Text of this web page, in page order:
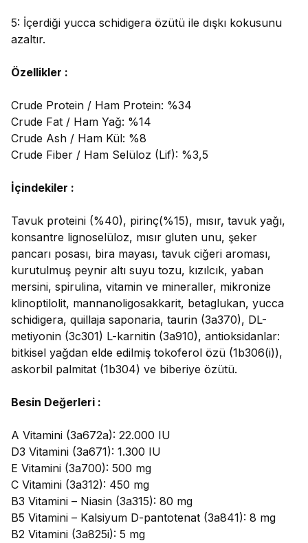
5: İçerdiği yucca schidigera özütü ile dışkı kokusunu
azaltır.
Özellikler :
Crude Protein / Ham Protein: %34
Crude Fat / Ham Yağ: %14
Crude Ash / Ham Kül: %8
Crude Fiber / Ham Selüloz (Lif): %3,5
İçindekiler :
Tavuk proteini (%40), pirinç(%15), mısır, tavuk yağı,
konsantre lignoselüloz, mısır gluten unu, şeker
pancarı posası, bira mayası, tavuk ciğeri aroması,
kurutulmuş peynir altı suyu tozu, kızılcık, yaban
mersini, spirulina, vitamin ve mineraller, mikronize
klinoptilolit, mannanoligosakkarit, betaglukan, yucca
schidigera, quillaja saponaria, taurin (3a370), DL-
metiyonin (3c301) L-karnitin (3a910), antioksidanlar:
bitkisel yağdan elde edilmiş tokoferol özü (1b306(i)),
askorbil palmitat (1b304) ve biberiye özütü.
Besin Değerleri :
A Vitamini (3a672a): 22.000 IU
D3 Vitamini (3a671): 1.300 IU
E Vitamini (3a700): 500 mg
C Vitamini (3a312): 450 mg
B3 Vitamini – Niasin (3a315): 80 mg
B5 Vitamini – Kalsiyum D-pantotenat (3a841): 8 mg
B2 Vitamini (3a825i): 5 mg